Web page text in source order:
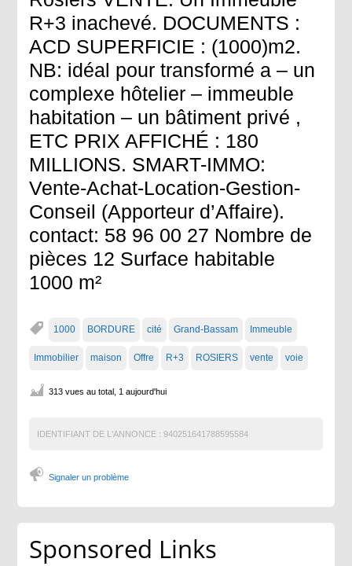
R+3 inachevé. DOCUMENTS :
ACD SUPERFICIE : (1000)m2.
NB: idéal pour transformé a – un
complexe hôtelier – immeuble
habitation – un bâtiment privé ,
ETC PRIX AFFICHÉ : 180
MILLIONS. SMART-IMMO:
Vente-Achat-Location-Gestion-
Conseil (Apporteur d’Affaire).
contact: 58 96 00 27 Nombre de
pièces 12 Surface habitable
1000 m²
1000 BORDURE cité Grand-Bassam Immeuble
Immobilier maison Offre R+3 ROSIERS vente voie
313 vues au total, 1 aujourd'hui
IDENTIFIANT DE L'ANNONCE : 940251641788595584
Signaler un problème
Sponsored Links